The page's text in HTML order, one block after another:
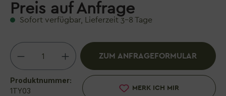
Preis auf Anfrage
Sofort verfügbar, Lieferzeit 3–8 Tage
Produkt Anzahl: Gib den
ZUM ANFRAGEFORMULAR
MERK ICH MIR
Produktnummer:
1TY03